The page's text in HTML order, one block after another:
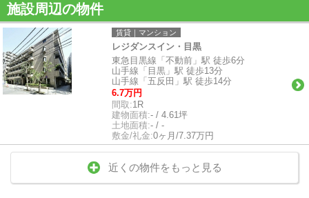
施設周辺の物件
賃貸｜マンション
レジダンスイン・目黒
東急目黒線「不動前」駅 徒歩6分
山手線「目黒」駅 徒歩13分
山手線「五反田」駅 徒歩14分
6.7万円
間取:1R
建物面積:- / 4.61坪
土地面積:- / -
敷金/礼金:0ヶ月/7.37万円
近くの物件をもっと見る